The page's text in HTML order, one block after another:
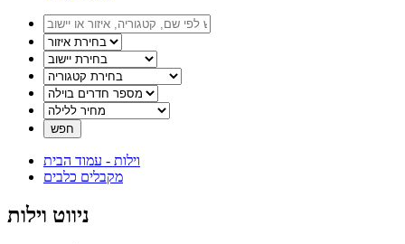
וילות - עמוד הבית
מקבלים כלבים
ניווט וילות